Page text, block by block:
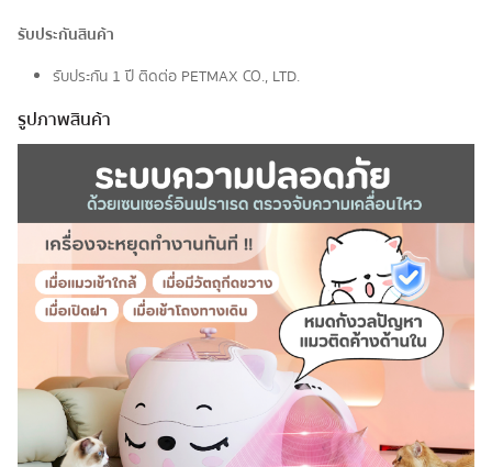
รับประกันสินค้า
รับประกัน 1 ปี ติดต่อ PETMAX CO., LTD.
รูปภาพสินค้า